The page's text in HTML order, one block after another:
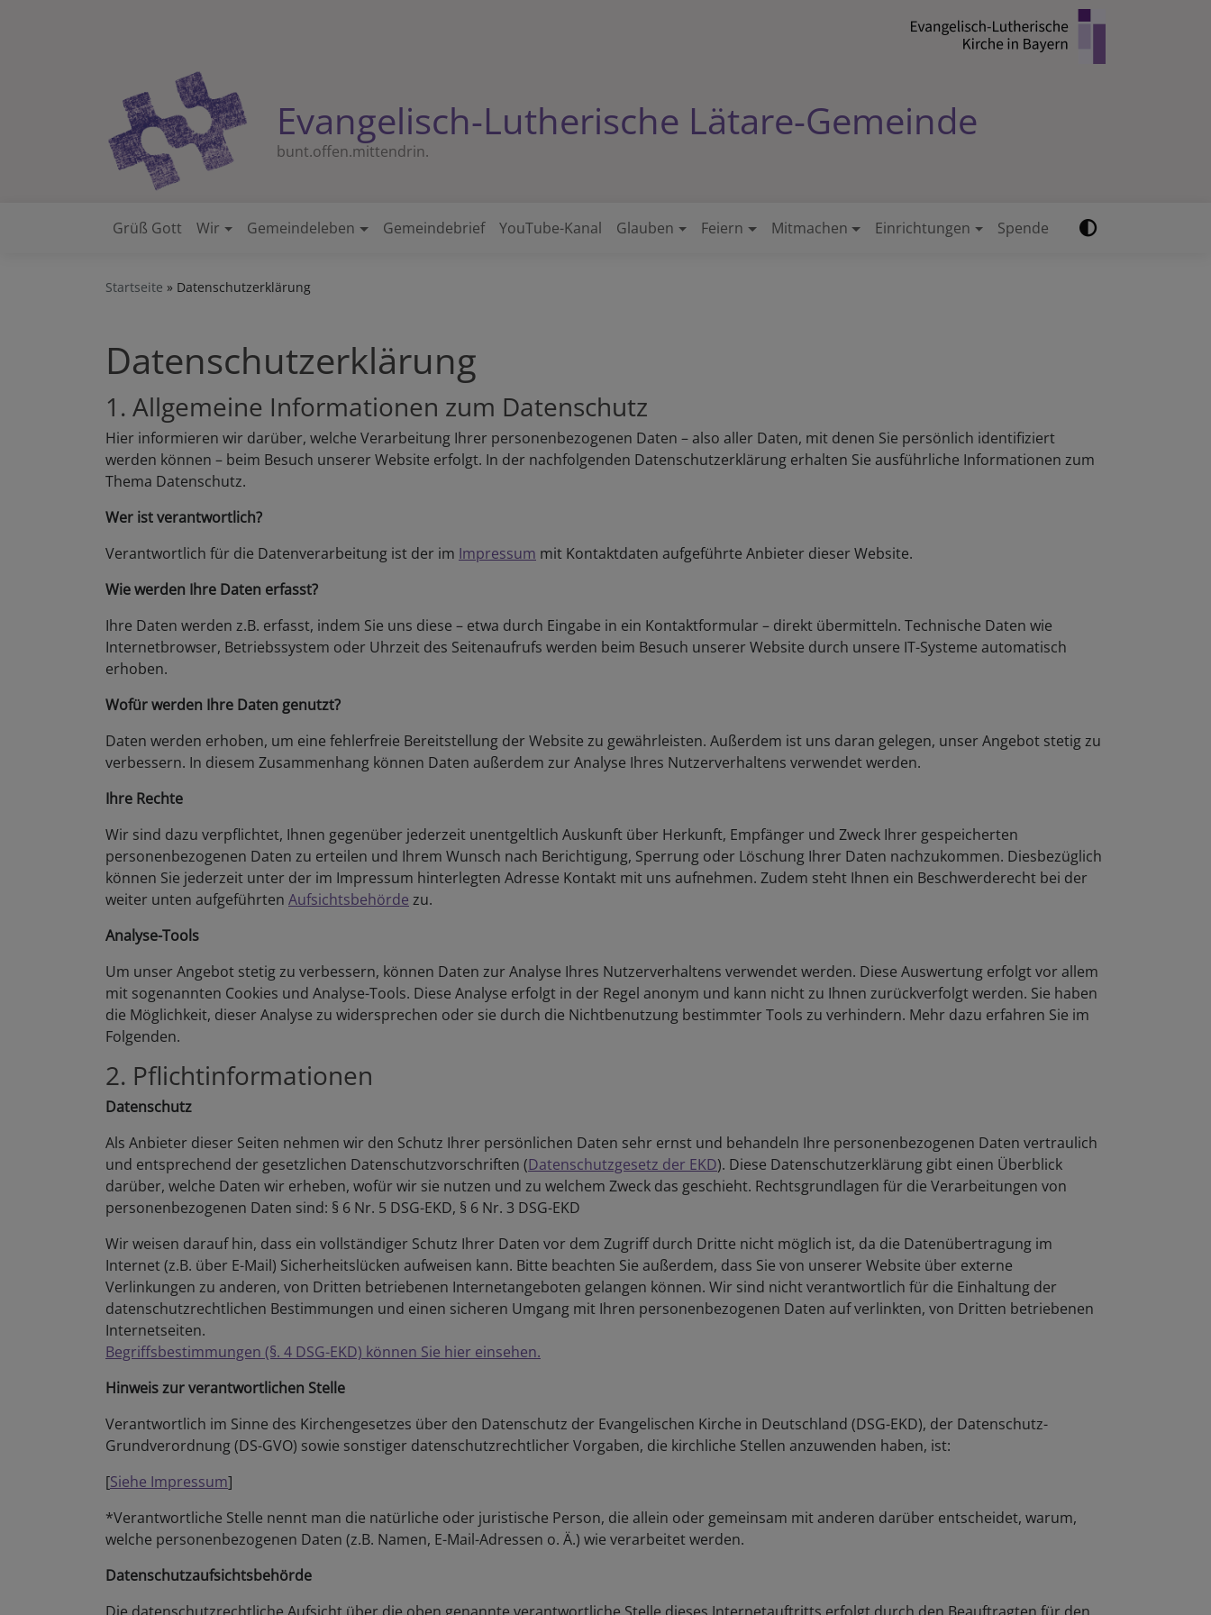
Evangelisch-Lutherische Lätare-Gemeinde
bunt.offen.mittendrin.
Hauptnavigation
Grüß Gott Wir Gemeindeleben Gemeindebrief YouTube-Kanal Glauben Feiern Mitmachen Einrichtungen Spende
Startseite Datenschutzerklärung
Datenschutzerklärung
1. Allgemeine Informationen zum Datenschutz
Hier informieren wir darüber, welche Verarbeitung Ihrer personenbezogenen Daten – also aller Daten, mit denen Sie persönlich identifiziert
werden können – beim Besuch unserer Website erfolgt. In der nachfolgenden Datenschutzerklärung erhalten Sie ausführliche Informationen zum
Thema Datenschutz.
Wer ist verantwortlich?
Verantwortlich für die Datenverarbeitung ist der im Impressum mit Kontaktdaten aufgeführte Anbieter dieser Website.
Wie werden Ihre Daten erfasst?
Ihre Daten werden z.B. erfasst, indem Sie uns diese – etwa durch Eingabe in ein Kontaktformular – direkt übermitteln. Technische Daten wie
Internetbrowser, Betriebssystem oder Uhrzeit des Seitenaufrufs werden beim Besuch unserer Website durch unsere IT-Systeme automatisch
erhoben.
Wofür werden Ihre Daten genutzt?
Daten werden erhoben, um eine fehlerfreie Bereitstellung der Website zu gewährleisten. Außerdem ist uns daran gelegen, unser Angebot stetig zu
verbessern. In diesem Zusammenhang können Daten außerdem zur Analyse Ihres Nutzerverhaltens verwendet werden.
Ihre Rechte
Wir sind dazu verpflichtet, Ihnen gegenüber jederzeit unentgeltlich Auskunft über Herkunft, Empfänger und Zweck Ihrer gespeicherten
personenbezogenen Daten zu erteilen und Ihrem Wunsch nach Berichtigung, Sperrung oder Löschung Ihrer Daten nachzukommen. Diesbezüglich
können Sie jederzeit unter der im Impressum hinterlegten Adresse Kontakt mit uns aufnehmen. Zudem steht Ihnen ein Beschwerderecht bei der
weiter unten aufgeführten Aufsichtsbehörde zu.
Analyse-Tools
Um unser Angebot stetig zu verbessern, können Daten zur Analyse Ihres Nutzerverhaltens verwendet werden. Diese Auswertung erfolgt vor allem
mit sogenannten Cookies und Analyse-Tools. Diese Analyse erfolgt in der Regel anonym und kann nicht zu Ihnen zurückverfolgt werden. Sie haben
die Möglichkeit, dieser Analyse zu widersprechen oder sie durch die Nichtbenutzung bestimmter Tools zu verhindern. Mehr dazu erfahren Sie im
Folgenden.
2. Pflichtinformationen
Datenschutz
Als Anbieter dieser Seiten nehmen wir den Schutz Ihrer persönlichen Daten sehr ernst und behandeln Ihre personenbezogenen Daten vertraulich
und entsprechend der gesetzlichen Datenschutzvorschriften (Datenschutzgesetz der EKD). Diese Datenschutzerklärung gibt einen Überblick
darüber, welche Daten wir erheben, wofür wir sie nutzen und zu welchem Zweck das geschieht. Rechtsgrundlagen für die Verarbeitungen von
personenbezogenen Daten sind: § 6 Nr. 5 DSG-EKD, § 6 Nr. 3 DSG-EKD
Wir weisen darauf hin, dass ein vollständiger Schutz Ihrer Daten vor dem Zugriff durch Dritte nicht möglich ist, da die Datenübertragung im
Internet (z.B. über E-Mail) Sicherheitslücken aufweisen kann. Bitte beachten Sie außerdem, dass Sie von unserer Website über externe
Verlinkungen zu anderen, von Dritten betriebenen Internetangeboten gelangen können. Wir sind nicht verantwortlich für die Einhaltung der
datenschutzrechtlichen Bestimmungen und einen sicheren Umgang mit Ihren personenbezogenen Daten auf verlinkten, von Dritten betriebenen
Internetseiten.
Begriffsbestimmungen (§. 4 DSG-EKD) können Sie hier einsehen.
Hinweis zur verantwortlichen Stelle
Verantwortlich im Sinne des Kirchengesetzes über den Datenschutz der Evangelischen Kirche in Deutschland (DSG-EKD), der Datenschutz-
Grundverordnung (DS-GVO) sowie sonstiger datenschutzrechtlicher Vorgaben, die kirchliche Stellen anzuwenden haben, ist:
[Siehe Impressum]
*Verantwortliche Stelle nennt man die natürliche oder juristische Person, die allein oder gemeinsam mit anderen darüber entscheidet, warum,
welche personenbezogenen Daten (z.B. Namen, E-Mail-Adressen o. Ä.) wie verarbeitet werden.
Datenschutzaufsichtsbehörde